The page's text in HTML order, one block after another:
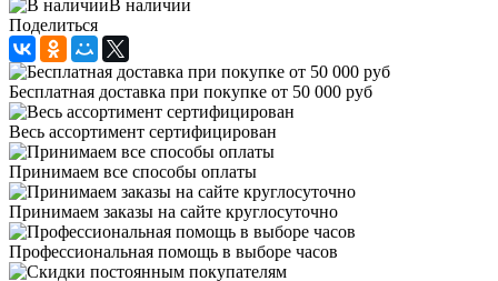
В наличии
Поделиться
Бесплатная доставка при покупке от 50 000 руб
Весь ассортимент сертифицирован
Принимаем все способы оплаты
Принимаем заказы на сайте круглосуточно
Профессиональная помощь в выборе часов